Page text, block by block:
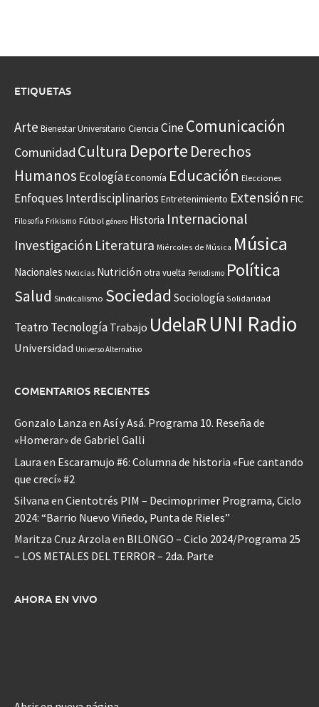
ETIQUETAS
Arte Bienestar Universitario Ciencia CineComunicación
Comunidad Cultura Deporte Derechos
Humanos EcologíaEconomía Educación Elecciones
Enfoques Interdisciplinarios Entretenimiento Extensión FIC
Filosofía Frikismo Fútbol género Historia Internacional
Investigación Literatura Miércoles de Música Música
Nacionales Noticias Nutrición otra vuelta Periodismo Política
Salud Sindicalismo Sociedad Sociología Solidaridad
Teatro Tecnología Trabajo UdelaRUNI Radio
Universidad Universo Alternativo
COMENTARIOS RECIENTES
Gonzalo Lanza en Así y Asá. Programa 10. Reseña de
«Homerar» de Gabriel Galli
Laura en Escaramujo #6: Columna de historia «Fue cantando
que crecí» #2
Silvana en Cientotrés PIM – Decimoprimer Programa, Ciclo
2024: “Barrio Nuevo Viñedo, Punta de Rieles”
Maritza Cruz Arzola en BILONGO – Ciclo 2024/Programa 25
– LOS METALES DEL TERROR – 2da. Parte
AHORA EN VIVO